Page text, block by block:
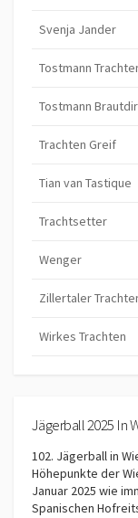
Svenja Jander
Tostmann
Tostmann
Trachten Greif
Tian van Tastique
Trachtsetter
Wenger
Zillertaler
Wirkes Trachten
Jägerball 2025 In
102. Jägerball in
Höhepunkte der
Januar 2025 wie
Spanischen